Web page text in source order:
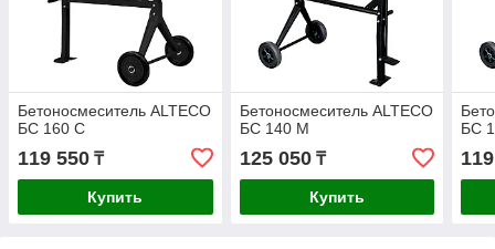
Бетоносмеситель ALTECO
БС 160 С
119 550 ₸
Купить
Бетоносмеситель ALTECO
БС 140 М
125 050₸
Купить
БС